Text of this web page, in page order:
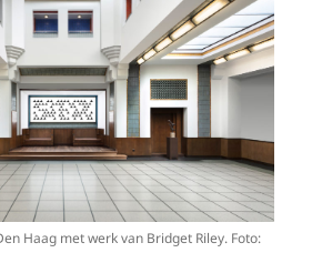
Haag met werk van Bridget Riley. Foto: